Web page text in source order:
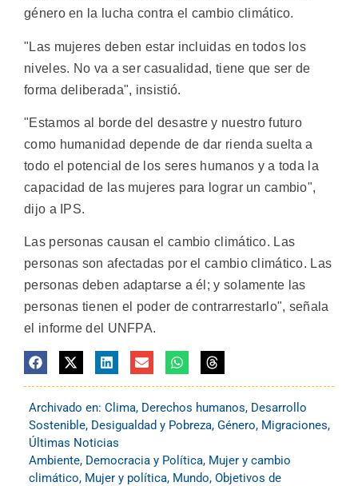
género en la lucha contra el cambio climático.
"Las mujeres deben estar incluidas en todos los
niveles. No va a ser casualidad, tiene que ser de
forma deliberada", insistió.
"Estamos al borde del desastre y nuestro futuro
como humanidad depende de dar rienda suelta a
todo el potencial de los seres humanos y a toda la
capacidad de las mujeres para lograr un cambio",
dijo a IPS.
Las personas causan el cambio climático. Las
personas son afectadas por el cambio climático. Las
personas deben adaptarse a él; y solamente las
personas tienen el poder de contrarrestarlo", señala
el informe del UNFPA.
Archivado en: Clima, Derechos humanos, Desarrollo
Sostenible, Desigualdad y Pobreza, Género, Migraciones,
Últimas Noticias
Ambiente, Democracia y Política, Mujer y cambio
climático, Mujer y política, Mundo, Objetivos de